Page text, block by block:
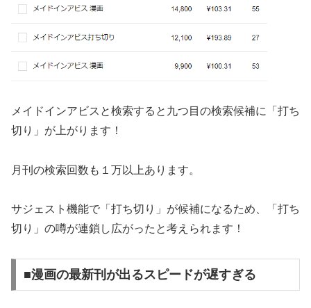
メイドインアビスと検索すると九つ目の検索候補に「打ち
切り」が上がります！
月刊の検索回数も１万以上あります。
サジェスト機能で「打ち切り」が候補になるため、「打ち
切り」の噂が連鎖し広がったと考えられます！
■漫画の最新刊が出るスピードが遅すぎる